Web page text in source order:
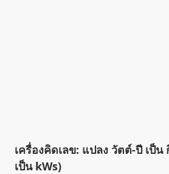
เครื่องคิดเลข: แปลง วัตต์-ปี เป็
เป็น kWs)